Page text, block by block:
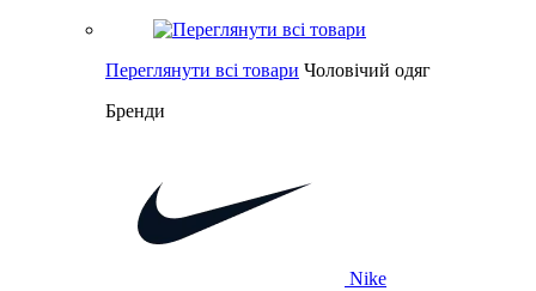
Переглянути всі товари Чоловічий одяг
Бренди
Nike